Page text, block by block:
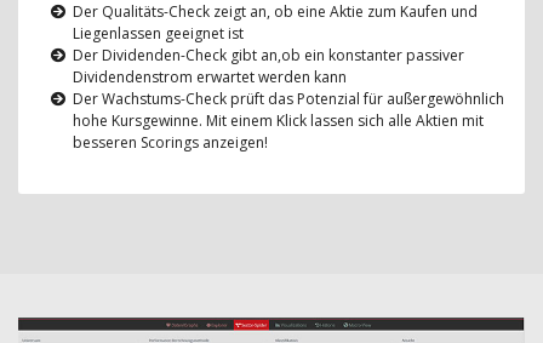
Der Qualitäts-Check zeigt an, ob eine Aktie zum Kaufen und
Liegenlassen geeignet ist
Der Dividenden-Check gibt an,ob ein konstanter passiver
Dividendenstrom erwartet werden kann
Der Wachstums-Check prüft das Potenzial für außergewöhnlich
hohe Kursgewinne. Mit einem Klick lassen sich alle Aktien mit
besseren Scorings anzeigen!